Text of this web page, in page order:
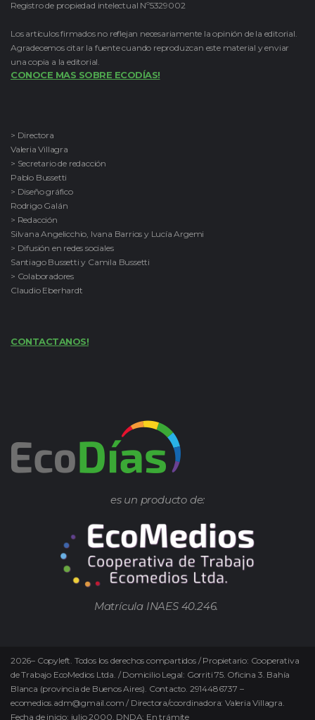
Registro de propiedad intelectual Nº5329002
Los artículos firmados no reflejan necesariamente la opinión de la editorial.
Agradecemos citar la fuente cuando reproduzcan este material y enviar
una copia a la editorial.
CONOCE MAS SOBRE ECODÍAS!
> Directora
Valeria Villagra
> Secretario de redacción
Pablo Bussetti
> Diseño gráfico
Rodrigo Galán
> Redacción
Silvana Angelicchio, Ivana Barrios y Lucía Argemi
> Difusión en redes sociales
Santiago Bussetti y Camila Bussetti
> Colaboradores
Claudio Eberhardt
CONTACTANOS!
es un producto de:
Matrícula INAES 40.246.
2026– Copyleft. Todos los derechos compartidos / Propietario: Cooperativa
de Trabajo EcoMedios Ltda. / Domicilio Legal: Gorriti 75. Oficina 3. Bahía
Blanca (provincia de Buenos Aires). Contacto. 2914486737 –
ecomedios.adm@gmail.com / Directora/coordinadora: Valeria Villagra.
Fecha de inicio: julio 2000. DNDA: En trámite